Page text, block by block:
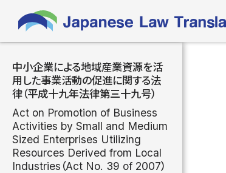
中小企業による地域産業資源を活
用した事業活動の促進に関する法
律（平成十九年法律第三十九号）
Act on Promotion of Business
Activities by Small and Medium
Sized Enterprises Utilizing
Resources Derived from Local
Industries（Act No. 39 of 2007）